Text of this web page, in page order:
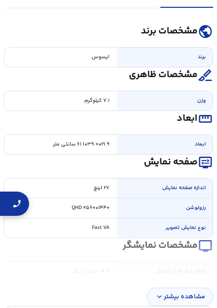
publicمشخصات برند
برند ایسوس
surgicalمشخصات ظاهری
وزن ۷.۱ کیلوگرم
straightenابعاد
ابعاد ۲۱.۹×۳۹.۰×۶۱.۱ سانتی متر
display_settingsصفحه نمایش
اندازه صفحه نمايش ۲۷ اینچ
رزولوشن QHD ۲۵۶۰×۱۴۴۰
نوع نمایش تصویر Fast VA
personal_videoمشخصات نمایشگر
تعداد رنگ قابل نمايش ۱۶.۷ میلیون رنگ
مشاهده بیشترexpand_more